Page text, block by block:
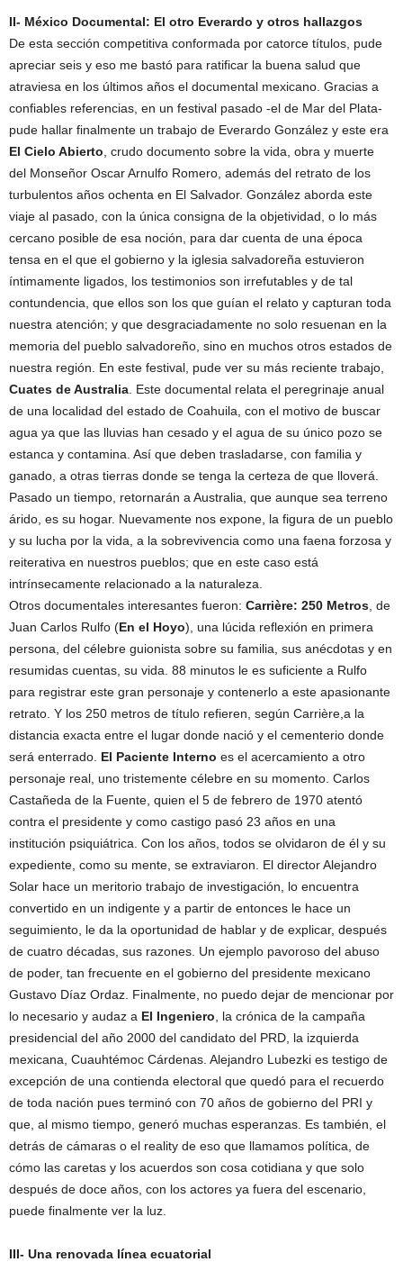
II- México Documental: El otro Everardo y otros hallazgos
De esta sección competitiva conformada por catorce títulos, pude
apreciar seis y eso me bastó para ratificar la buena salud que
atraviesa en los últimos años el documental mexicano. Gracias a
confiables referencias, en un festival pasado -el de Mar del Plata-
pude hallar finalmente un trabajo de Everardo González y este era
El Cielo Abierto , crudo documento sobre la vida, obra y muerte
del Monseñor Oscar Arnulfo Romero, además del retrato de los
turbulentos años ochenta en El Salvador. González aborda este
viaje al pasado, con la única consigna de la objetividad, o lo más
cercano posible de esa noción, para dar cuenta de una época
tensa en el que el gobierno y la iglesia salvadoreña estuvieron
íntimamente ligados, los testimonios son irrefutables y de tal
contundencia, que ellos son los que guían el relato y capturan toda
nuestra atención; y que desgraciadamente no solo resuenan en la
memoria del pueblo salvadoreño, sino en muchos otros estados de
nuestra región. En este festival, pude ver su más reciente trabajo,
Cuates de Australia . Este documental relata el peregrinaje anual
de una localidad del estado de Coahuila, con el motivo de buscar
agua ya que las lluvias han cesado y el agua de su único pozo se
estanca y contamina. Así que deben trasladarse, con familia y
ganado, a otras tierras donde se tenga la certeza de que lloverá.
Pasado un tiempo, retornarán a Australia, que aunque sea terreno
árido, es su hogar. Nuevamente nos expone, la figura de un pueblo
y su lucha por la vida, a la sobrevivencia como una faena forzosa y
reiterativa en nuestros pueblos; que en este caso está
intrínsecamente relacionado a la naturaleza.
Otros documentales interesantes fueron: Carrière: 250 Metros , de
Juan Carlos Rulfo (En el Hoyo), una lúcida reflexión en primera
persona, del célebre guionista sobre su familia, sus anécdotas y en
resumidas cuentas, su vida. 88 minutos le es suficiente a Rulfo
para registrar este gran personaje y contenerlo a este apasionante
retrato. Y los 250 metros de título refieren, según Carrière,a la
distancia exacta entre el lugar donde nació y el cementerio donde
será enterrado. El Paciente Interno es el acercamiento a otro
personaje real, uno tristemente célebre en su momento. Carlos
Castañeda de la Fuente, quien el 5 de febrero de 1970 atentó
contra el presidente y como castigo pasó 23 años en una
institución psiquiátrica. Con los años, todos se olvidaron de él y su
expediente, como su mente, se extraviaron. El director Alejandro
Solar hace un meritorio trabajo de investigación, lo encuentra
convertido en un indigente y a partir de entonces le hace un
seguimiento, le da la oportunidad de hablar y de explicar, después
de cuatro décadas, sus razones. Un ejemplo pavoroso del abuso
de poder, tan frecuente en el gobierno del presidente mexicano
Gustavo Díaz Ordaz. Finalmente, no puedo dejar de mencionar por
lo necesario y audaz a El Ingeniero , la crónica de la campaña
presidencial del año 2000 del candidato del PRD, la izquierda
mexicana, Cuauhtémoc Cárdenas. Alejandro Lubezki es testigo de
excepción de una contienda electoral que quedó para el recuerdo
de toda nación pues terminó con 70 años de gobierno del PRI y
que, al mismo tiempo, generó muchas esperanzas. Es también, el
detrás de cámaras o el reality de eso que llamamos política, de
cómo las caretas y los acuerdos son cosa cotidiana y que solo
después de doce años, con los actores ya fuera del escenario,
puede finalmente ver la luz.
III- Una renovada línea ecuatorial